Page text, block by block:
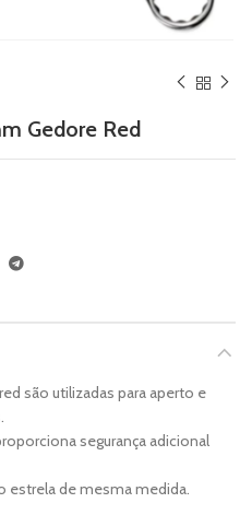
Gedore Red
são utilizadas para aperto e
segurança adicional
estrela de mesma medida.